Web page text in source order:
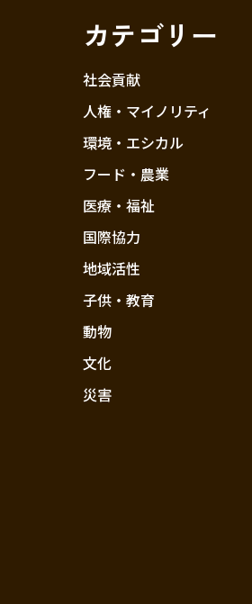
カテゴリー
社会貢献
人権・マイノリティ
環境・エシカル
フード・農業
医療・福祉
国際協力
地域活性
子供・教育
動物
文化
災害